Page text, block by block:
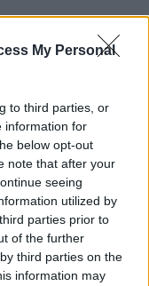
My Personal
to third parties, or
information for
below opt-out
note that after your
seeing
utilized by
parties prior to
of the further
third parties on the
information may